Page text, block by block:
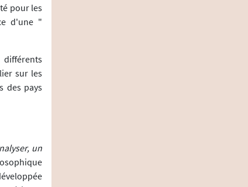
pour les
d'une "
différents
sur les
des pays
un